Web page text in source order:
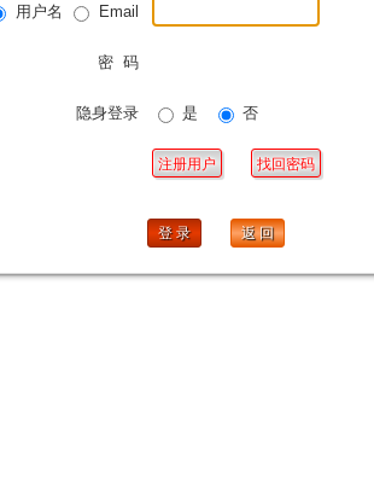
用户名 Email
密 码
隐身登录 是 否